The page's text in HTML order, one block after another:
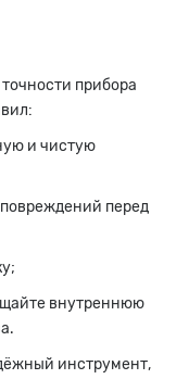
прибора
и чистую
перед
внутреннюю
инструмент,